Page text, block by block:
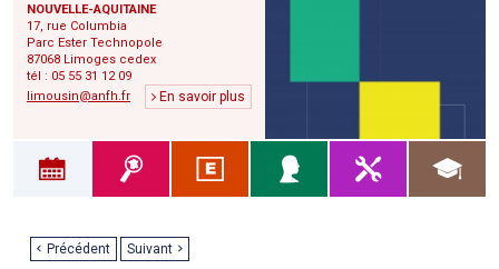
NOUVELLE-AQUITAINE
17, rue Columbia
Parc Ester Technopole
87068 Limoges cedex
tél : 05 55 31 12 09
limousin@anfh.fr
En savoir plus
Précédent Suivant